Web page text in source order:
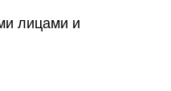
лицами и